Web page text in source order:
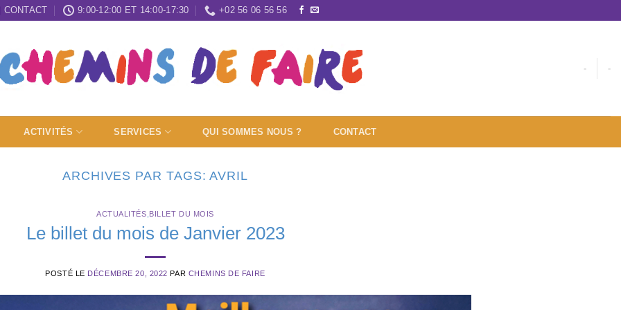
CONTACT 9:00-12:00 ET 14:00-17:30 +02 56 06 56 56
- -
ACTIVITÉS SERVICES QUI SOMMES NOUS ? CONTACT
ARCHIVES PAR TAGS:AVRIL
ACTUALITÉS BILLET DU MOIS
Le billet du mois de Janvier 2023
POSTÉ LE DÉCEMBRE 20, 2022 PAR CHEMINS DE FAIRE